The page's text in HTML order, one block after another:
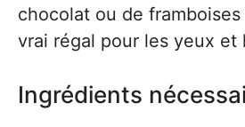
chocolat ou de
vrai régal pour les yeux et
Ingrédients